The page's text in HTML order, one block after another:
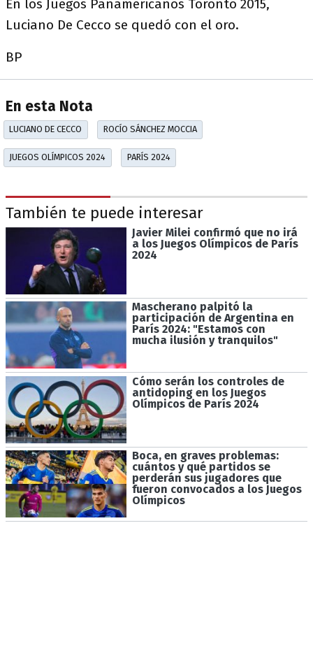
En los Juegos Panamericanos Toronto 2015,
Luciano De Cecco se quedó con el oro.
BP
En esta Nota
LUCIANO DE CECCO ROCÍO SÁNCHEZ MOCCIA
JUEGOS OLÍMPICOS 2024 PARÍS 2024
También te puede interesar
Javier Milei confirmó que no irá
a los Juegos Olímpicos de París
2024
Mascherano palpitó la
participación de Argentina en
París 2024: "Estamos con
mucha ilusión y tranquilos"
Cómo serán los controles de
antidoping en los Juegos
Olímpicos de París 2024
Boca, en graves problemas:
cuántos y qué partidos se
perderán sus jugadores que
fueron convocados a los Juegos
Olímpicos